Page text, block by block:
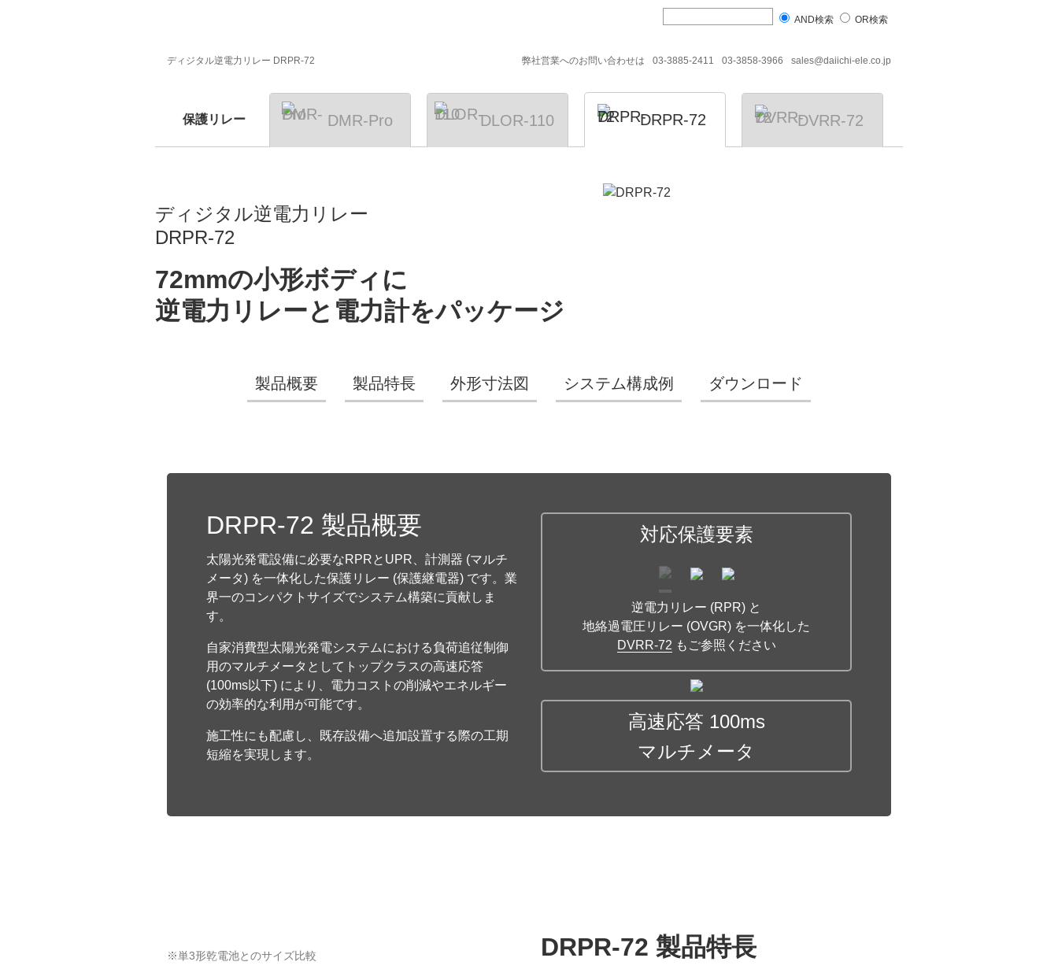
お問い合わせ
AND検索 OR検索
ディジタル逆電力リレー DRPR-72 弊社営業へのお問い合わせは 03-3885-2411 03-3858-3966 sales@daiichi-ele.co.jp
保護リレー DMR-Pro DLOR-110 DRPR-72 DVRR-72
ディジタル逆電力リレー
DRPR-72
72mmの小形ボディに
逆電力リレーと電力計をパッケージ
製品概要 製品特長 外形寸法図 システム構成例 ダウンロード
DRPR-72 製品概要
太陽光発電設備に必要なRPRとUPR、計測器 (マルチ
メータ) を一体化した保護リレー (保護継電器) です。業
界一のコンパクトサイズでシステム構築に貢献しま
す。
自家消費型太陽光発電システムにおける負荷追従制御
用のマルチメータとしてトップクラスの高速応答
(100ms以下) により、電力コストの削減やエネルギー
の効率的な利用が可能です。
施工性にも配慮し、既存設備へ追加設置する際の工期
短縮を実現します。
対応保護要素
逆電力リレー (RPR) と
地絡過電圧リレー (OVGR) を一体化した
DVRR-72 もご参照ください
高速応答 100ms
マルチメータ
※単3形乾電池とのサイズ比較 DRPR-72 製品特長